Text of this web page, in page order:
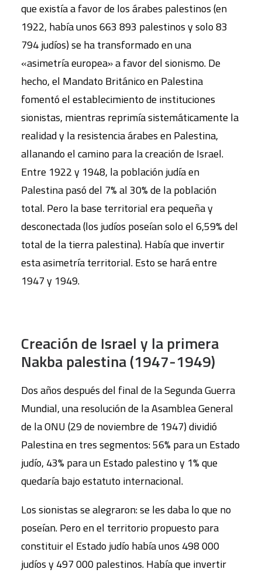
que existía a favor de los árabes palestinos (en
1922, había unos 663 893 palestinos y solo 83
794 judíos) se ha transformado en una
«asimetría europea» a favor del sionismo. De
hecho, el Mandato Británico en Palestina
fomentó el establecimiento de instituciones
sionistas, mientras reprimía sistemáticamente la
realidad y la resistencia árabes en Palestina,
allanando el camino para la creación de Israel.
Entre 1922 y 1948, la población judía en
Palestina pasó del 7% al 30% de la población
total. Pero la base territorial era pequeña y
desconectada (los judíos poseían solo el 6,59% del
total de la tierra palestina). Había que invertir
esta asimetría territorial. Esto se hará entre
1947 y 1949.
Creación de Israel y la primera
Nakba palestina (1947-1949)
Dos años después del final de la Segunda Guerra
Mundial, una resolución de la Asamblea General
de la ONU (29 de noviembre de 1947) dividió
Palestina en tres segmentos: 56% para un Estado
judío, 43% para un Estado palestino y 1% que
quedaría bajo estatuto internacional.
Los sionistas se alegraron: se les daba lo que no
poseían. Pero en el territorio propuesto para
constituir el Estado judío había unos 498 000
judíos y 497 000 palestinos. Había que invertir